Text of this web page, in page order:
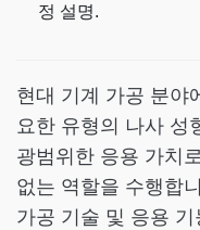
정 설명.
현대 기계 가공 분야
요한 유형의 나사 성
광범위한 응용 가치
없는 역할을 수행합
가공 기술 및 응용